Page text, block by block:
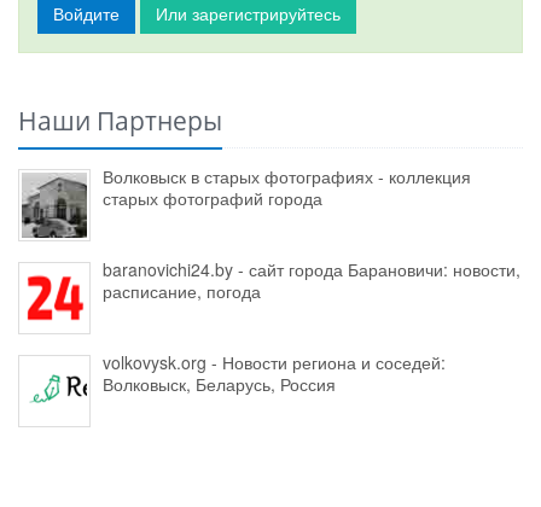
Войдите Или зарегистрируйтесь
Наши Партнеры
Волковыск в старых фотографиях - коллекция
старых фотографий города
baranovichi24.by - сайт города Барановичи: новости,
расписание, погода
volkovysk.org - Новости региона и соседей:
Волковыск, Беларусь, Россия